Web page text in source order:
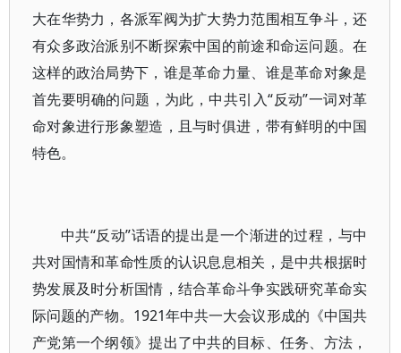
大在华势力，各派军阀为扩大势力范围相互争斗，还
有众多政治派别不断探索中国的前途和命运问题。在
这样的政治局势下，谁是革命力量、谁是革命对象是
首先要明确的问题，为此，中共引入“反动”一词对革
命对象进行形象塑造，且与时俱进，带有鲜明的中国
特色。
中共“反动”话语的提出是一个渐进的过程，与中
共对国情和革命性质的认识息息相关，是中共根据时
势发展及时分析国情，结合革命斗争实践研究革命实
际问题的产物。1921年中共一大会议形成的《中国共
产党第一个纲领》提出了中共的目标、任务、方法，